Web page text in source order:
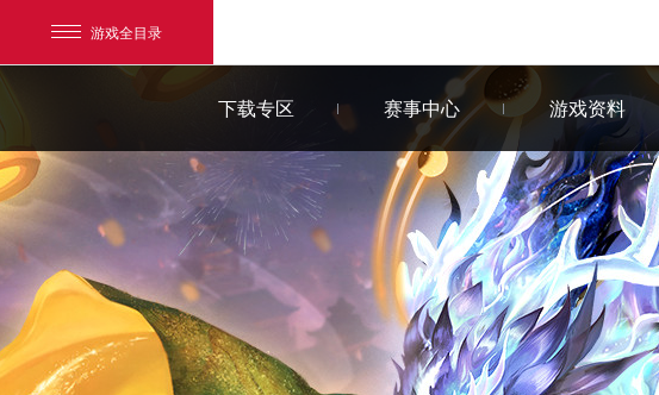
游戏全目录
网易游戏
游戏爱好者
下载专区 赛事中心 游戏资料